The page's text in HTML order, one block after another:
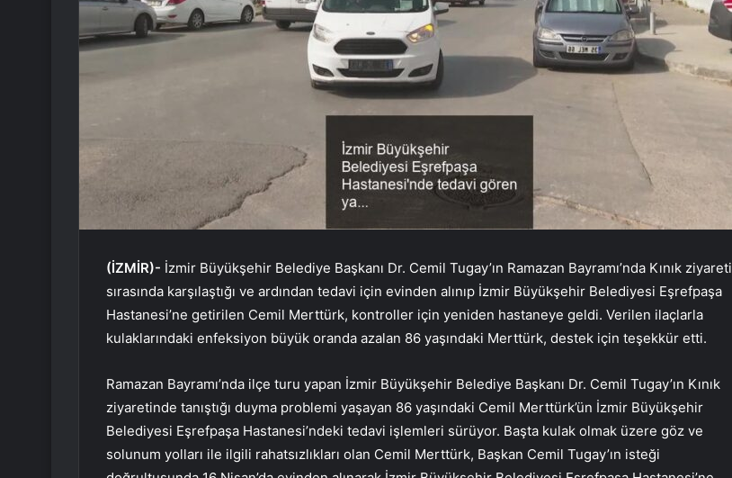
(İZMİR)- İzmir Büyükşehir Belediye Başkanı Dr. Cemil Tugay’ın Ramazan Bayramı’nda Kınık ziyareti
sırasında karşılaştığı ve ardından tedavi için evinden alınıp İzmir Büyükşehir Belediyesi Eşrefpaşa
Hastanesi’ne getirilen Cemil Merttürk, kontroller için yeniden hastaneye geldi. Verilen ilaçlarla
kulaklarındaki enfeksiyon büyük oranda azalan 86 yaşındaki Merttürk, destek için teşekkür etti.
Ramazan Bayramı’nda ilçe turu yapan İzmir Büyükşehir Belediye Başkanı Dr. Cemil Tugay’ın Kınık
ziyaretinde tanıştığı duyma problemi yaşayan 86 yaşındaki Cemil Merttürk’ün İzmir Büyükşehir
Belediyesi Eşrefpaşa Hastanesi’ndeki tedavi işlemleri sürüyor. Başta kulak olmak üzere göz ve
solunum yolları ile ilgili rahatsızlıkları olan Cemil Merttürk, Başkan Cemil Tugay’ın isteği